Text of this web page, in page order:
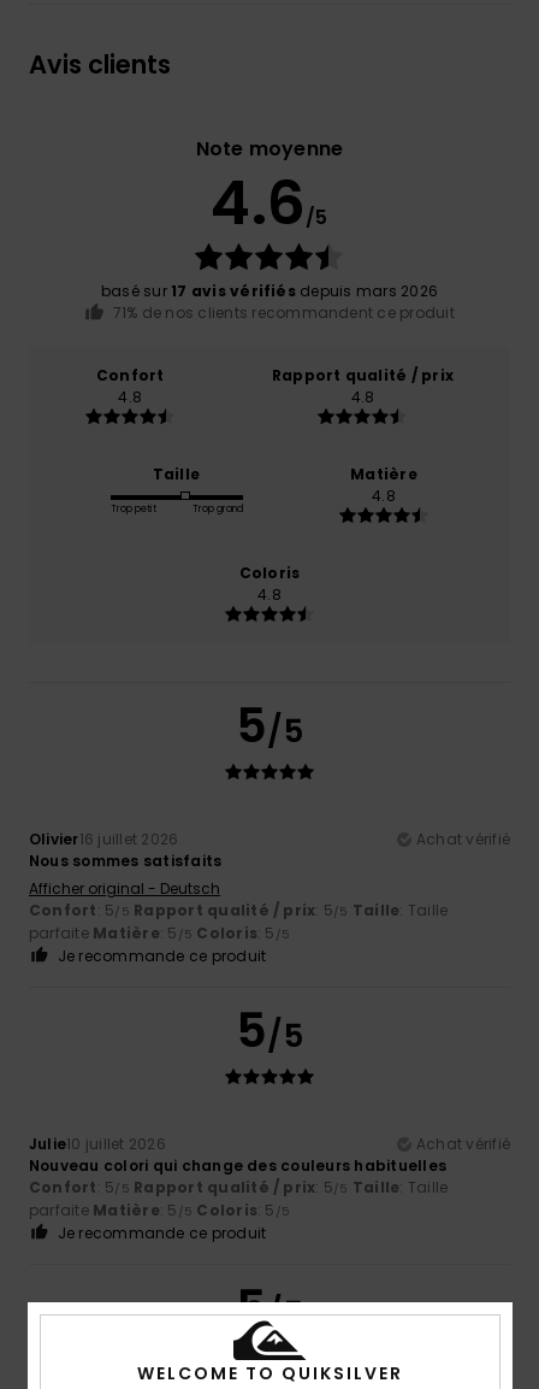
Avis clients
Note moyenne
4.6/5
basé sur 17 avis vérifiésdepuis mars 2026
71% de nos clients recommandent ce produit
Confort
4.8
Rapport qualité / prix
4.8
Taille
Trop petit Trop grand
Matière
4.8
Coloris
4.8
5/5
Olivier16 juillet 2026
Achat vérifié
Nous sommes satisfaits
Afficher original - Deutsch
Confort: 5/5 Rapport qualité / prix: 5/5 Taille: Taille
parfaite Matière: 5 /5 Coloris: 5 /5
Je recommande ce produit
5/5
Julie10 juillet 2026
Achat vérifié
Nouveau colori qui change des couleurs habituelles
Confort: 5/5 Rapport qualité / prix: 5/5 Taille: Taille
parfaite Matière: 5 /5 Coloris: 5 /5
Je recommande ce produit
5/5
WELCOME TO QUIKSILVER